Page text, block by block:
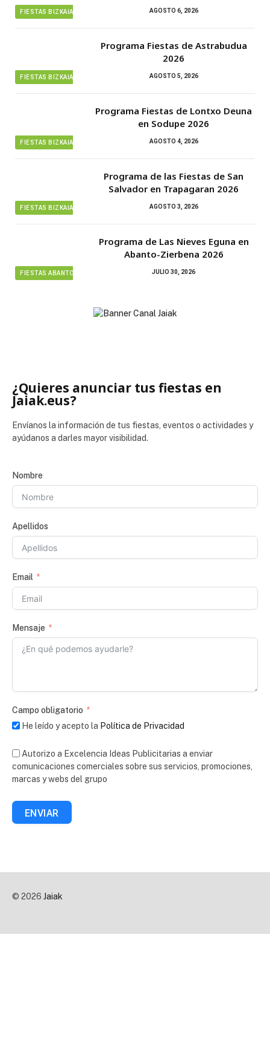
FIESTAS BIZKAIA AGOSTO 6, 2026
FIESTAS BIZKAIA
Programa Fiestas de Astrabudua
2026
AGOSTO 5, 2026
FIESTAS BIZKAIA
Programa Fiestas de Lontxo Deuna
en Sodupe 2026
AGOSTO 4, 2026
FIESTAS BIZKAIA
Programa de las Fiestas de San
Salvador en Trapagaran 2026
AGOSTO 3, 2026
FIESTAS ABANTO ZIERBENA
Programa de Las Nieves Eguna en
Abanto-Zierbena 2026
JULIO 30, 2026
¿Quieres anunciar tus fiestas en
Jaiak.eus?
Envíanos la información de tus fiestas, eventos o actividades y
ayúdanos a darles mayor visibilidad.
Nombre
Apellidos
Email
Mensaje
Campo obligatorio
He leído y acepto la Política de Privacidad
Autorizo a Excelencia Ideas Publicitarias a enviar
comunicaciones comerciales sobre sus servicios, promociones,
marcas y webs del grupo
ENVIAR
© 2026 Jaiak